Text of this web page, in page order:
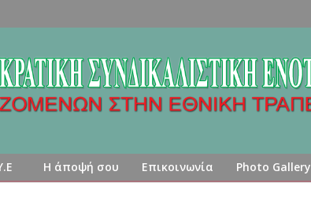
Η άποψή σου Επικοινωνία Photo Gallery